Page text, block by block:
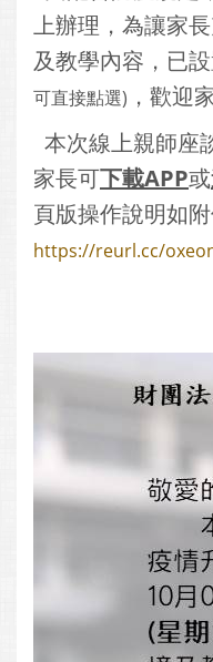
上辦理，為讓家
及教學內容，已
可直接點選) ，歡迎
本次線上親師座
家長可下載APP或
頁版操作說明如
https://reurl.cc/